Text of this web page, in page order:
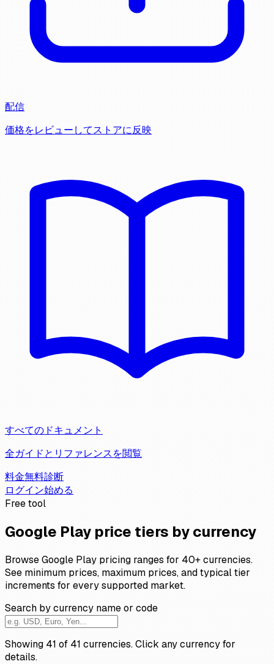
配信
価格をレビューしてストアに反映
すべてのドキュメント
全ガイドとリファレンスを閲覧
料金無料診断
ログイン始める
Free tool
Google Play price tiers by currency
Browse Google Play pricing ranges for 40+ currencies.
See minimum prices, maximum prices, and typical tier
increments for every supported market.
Search by currency name or code
Showing 41 of 41 currencies. Click any currency for
details.